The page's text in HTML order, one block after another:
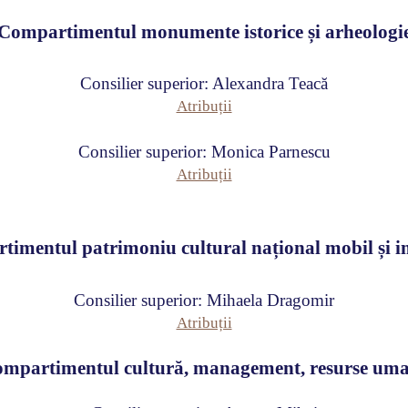
monumente istorice și arheolog
Consilier superior: Alexandra Teacă
Atribuții
Consilier superior: Monica Parnescu
Atribuții
patrimoniu culturalnațional mobil și
Consilier superior: Mihaela Dragomir
Atribuții
cultură, management, resurse